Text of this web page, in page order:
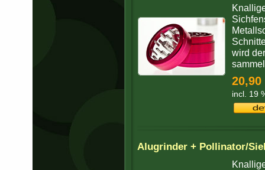
wird
20,90
incl. 19
Alugrinder + Pollinator/